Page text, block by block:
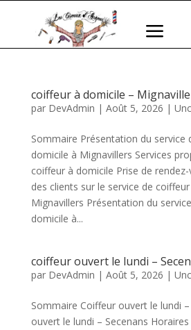
a
coiffeur à domicile –
par DevAdmin | Août 5, 2026 |
Sommaire Présentation du service
domicile à Mignavillers Services
coiffeur à domicile Prise de
des clients sur le service de
Mignavillers Présentation du
domicile à...
coiffeur ouvert le lundi –
par DevAdmin | Août 5, 2026 |
Sommaire Coiffeur ouvert le lundi
ouvert le lundi – Secenans Horaires